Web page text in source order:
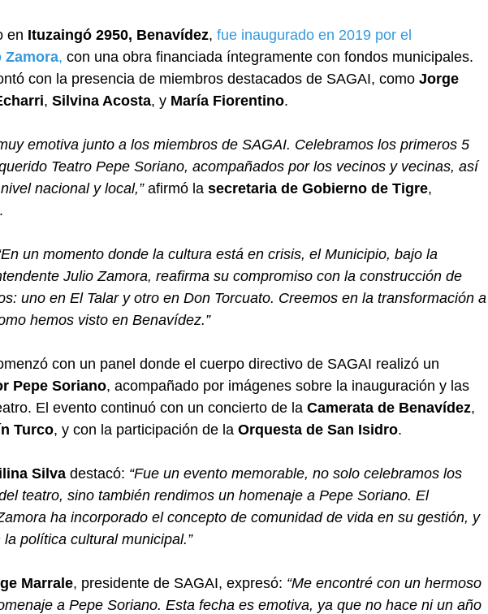
en Ituzaingó 2950, Benavídez, fue inaugurado en 2019 por el
Zamora, con una obra financiada íntegramente con fondos municipales.
con la presencia de miembros destacados de SAGAI, como Jorge
, Silvina Acosta, y María Fiorentino.
emotiva junto a los miembros de SAGAI. Celebramos los primeros 5
Teatro Pepe Soriano, acompañados por los vecinos y vecinas, así
nacional y local,”afirmó la secretaria de Gobierno de Tigre,
un momento donde la cultura está en crisis, el Municipio, bajo la
Julio Zamora, reafirma su compromiso con la construcción de
uno en El Talar y otro en Don Torcuato. Creemos en la transformación a
hemos visto en Benavídez.”
con un panel donde el cuerpo directivo de SAGAI realizó un
Pepe Soriano, acompañado por imágenes sobre la inauguración y las
El evento continuó con un concierto de la Camerata de Benavídez,
Turco, y con la participación de la Orquesta de San Isidro.
Silva destacó: “Fue un evento memorable, no solo celebramos los
teatro, sino también rendimos un homenaje a Pepe Soriano. El
ha incorporado el concepto de comunidad de vida en su gestión, y
política cultural municipal.”
Marrale, presidente de SAGAI, expresó: “Me encontré con un hermoso
a Pepe Soriano. Esta fecha es emotiva, ya que no hace ni un año